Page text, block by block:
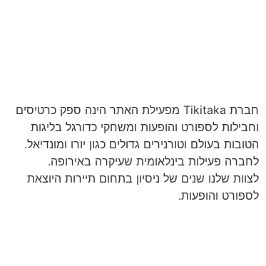
חברת Tikitaka מפעילת האתר הינה ספק כרטיסים
וחבילות לספורט והופעות ומשחקי כדורגל בליגות
הטובות בעולם וטורנירים גדולים כגון יורו ומונדיאל.
לחברה פעילות בינלאומית שעיקרה באירופה.
לצוות שלנו שנים של ניסיון בתחום תיירות היוצאת
לספורט והופעות.